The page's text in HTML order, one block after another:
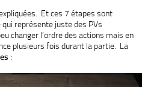
Et ces 7 étapes sont
représente juste des PVs
changer l’ordre des actions mais en
plusieurs fois durant la partie. La
: